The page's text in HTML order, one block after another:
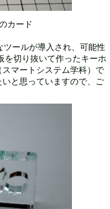
カード
ールが導入され、可能性
を切り抜いて作ったキーホ
マートシステム学科）で
と思っていますので、ご